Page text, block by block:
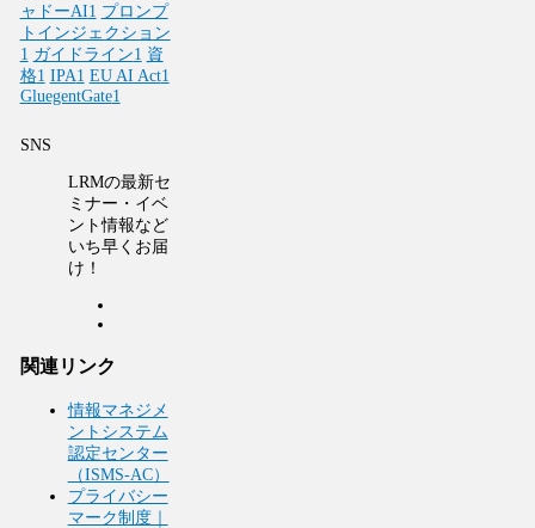
ャドーAI1 プロンプ
トインジェクション
1 ガイドライン1 資
格1 IPA1 EU AI Act1
GluegentGate1
SNS
LRMの最新セ
ミナー・イベ
ント情報など
いち早くお届
け！
関連リンク
情報マネジメ
ントシステム
認定センター
（ISMS-AC）
プライバシー
マーク制度｜